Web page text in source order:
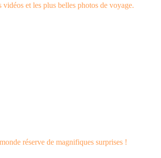
et les plus belles photos de voyage.
réserve de magnifiques surprises !